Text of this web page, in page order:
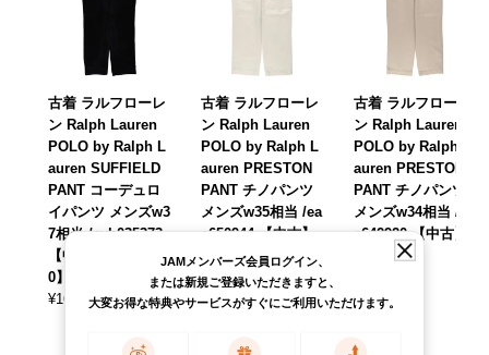
古着 ラルフローレ
ン Ralph Lauren
POLO by Ralph L
auren SUFFIELD
PANT コーデュロ
イパンツ メンズw3
7相当 /evb035373
【中古】 【26081
0】
¥16,390(税込)
古着 ラルフローレ
ン Ralph Lauren
POLO by Ralph L
auren PRESTON
PANT チノパンツ
メンズw35相当 /ea
a650944 【中古】
【260615】
¥ 8,690(税込)
古着 ラルフローレ
ン Ralph Lauren
POLO by Ralph L
auren PRESTON
PANT チノパンツ
メンズw34相当 /ea
a642920 【中古】
【260511】
JAMメンバーズ会員ログイン、
または新規ご登録いただきますと、
大変お得な特典やサービスがすぐにご利用いただけます。